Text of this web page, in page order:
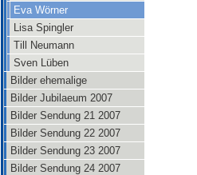
Eva Wörner
Lisa Spingler
Till Neumann
Sven Lüben
Bilder ehemalige
Bilder Jubilaeum 2007
Bilder Sendung 21 2007
Bilder Sendung 22 2007
Bilder Sendung 23 2007
Bilder Sendung 24 2007